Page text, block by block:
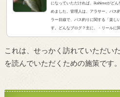
になっていただければ、ikahimeがど
めました。管理人は、アラサー、バス
ラー目線で、バス釣りに関する「楽し
す。どんなブログ？主に、・リールに
記・釣りとカメラに関する記事・バス
これは、せっかく訪れていただい
を読んでいただくための施策です。